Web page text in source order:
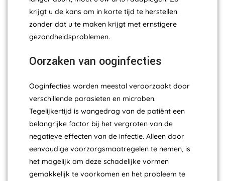
krijgt u de kans om in korte tijd te herstellen
zonder dat u te maken krijgt met ernstigere
gezondheidsproblemen.
Oorzaken van ooginfecties
Ooginfecties worden meestal veroorzaakt door
verschillende parasieten en microben.
Tegelijkertijd is wangedrag van de patiënt een
belangrijke factor bij het vergroten van de
negatieve effecten van de infectie. Alleen door
eenvoudige voorzorgsmaatregelen te nemen, is
het mogelijk om deze schadelijke vormen
gemakkelijk te voorkomen en het probleem te